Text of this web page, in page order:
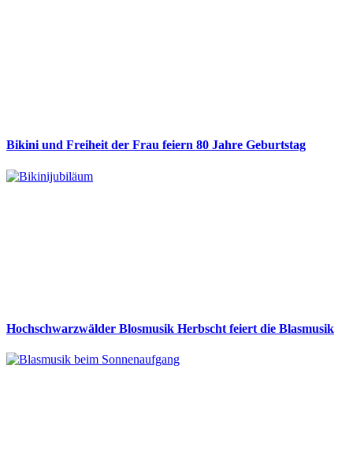
Bikini und Freiheit der Frau feiern 80 Jahre Geburtstag
Hochschwarzwälder Blosmusik Herbscht feiert die Blasmusik